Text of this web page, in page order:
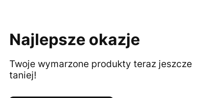
Najlepsze okazje
Twoje wymarzone produkty teraz jeszcze
taniej!